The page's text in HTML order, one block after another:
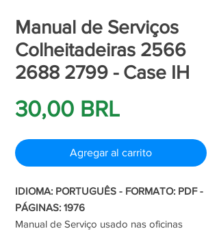
Manual de Serviços
Colheitadeiras 2566
2688 2799 - Case IH
30,00 BRLPrecio
Agregar al carrito
IDIOMA: PORTUGUÊS - FORMATO: PDF -
PÁGINAS: 1976
Manual de Serviço usado nas oficinas